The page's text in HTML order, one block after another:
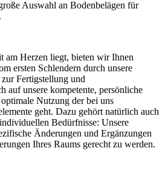
Auswahl an Bodenbelägen für
am Herzen liegt, bieten wir Ihnen
ersten Schlendern durch unsere
Fertigstellung und
auf unsere kompetente, persönliche
Nutzung der bei uns
geht. Dazu gehört natürlich auch
Bedürfnisse: Unsere
Änderungen und Ergänzungen
Ihres Raums gerecht zu werden.